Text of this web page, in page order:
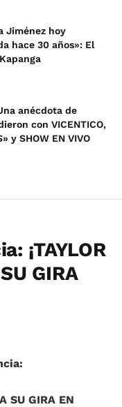
Jiménez hoy
hace 30 años»: El
anécdota de
con VICENTICO,
y SHOW EN VIVO
¡TAYLOR
GIRA
SU GIRA EN